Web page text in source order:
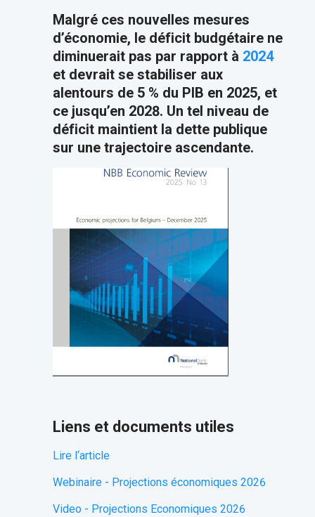
Malgré ces nouvelles mesures
d’économie, le déficit budgétaire ne
diminuerait pas par rapport à 2024
et devrait se stabiliser aux
alentours de 5 % du PIB en 2025, et
ce jusqu’en 2028. Un tel niveau de
déficit maintient la dette publique
sur une trajectoire ascendante.
Liens et documents utiles
Lire l‘article
Webinaire - Projections économiques 2026
Video - Projections Economiques 2026